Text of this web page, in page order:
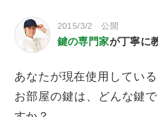
2015/3/2 公開
鍵の専門家が丁寧に
あなたが現在使用している
お部屋の鍵は、どんな鍵で